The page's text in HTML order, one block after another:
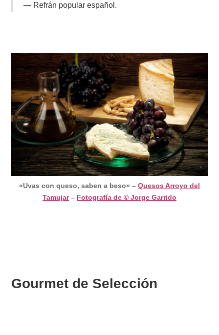
Refrán popular español.
«Uvas con queso, saben a beso» – Quesos Arroyo del
Tamujar– Fotografía de © Jorge Garrido
Gourmet de Selección